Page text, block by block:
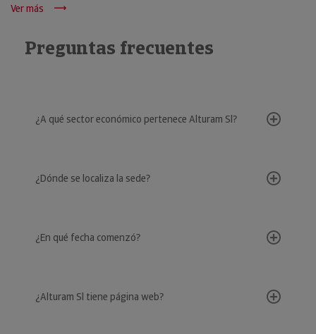
Ver más
Preguntas frecuentes
¿A qué sector económico pertenece Alturam Sl?
¿Dónde se localiza la sede?
¿En qué fecha comenzó?
¿Alturam Sl tiene página web?